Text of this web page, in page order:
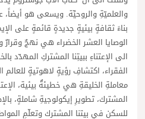
والعلميّةِ والروحيِّة. ويسعى هو أيضاً،
بناءَ ثقافةٍ بيئيةٍ جديدةٍ قائمةٍ على
الوصايا العشر الخضراء هي نهجٌ وقرارٌ
الى الإعتناءِ ببيتِنا المشتركِ المهدّد
الفقراء، اكتشافِ رؤيةٍ لاهوتيةٍ
معاملةِ الخليقةِ هي خطيئةٌ بيئية،
المشترك، تطويرِ إيكولوجيةِ شاملةٍ،
للسكنِ في بيتنا المشترك وتعلّمِ